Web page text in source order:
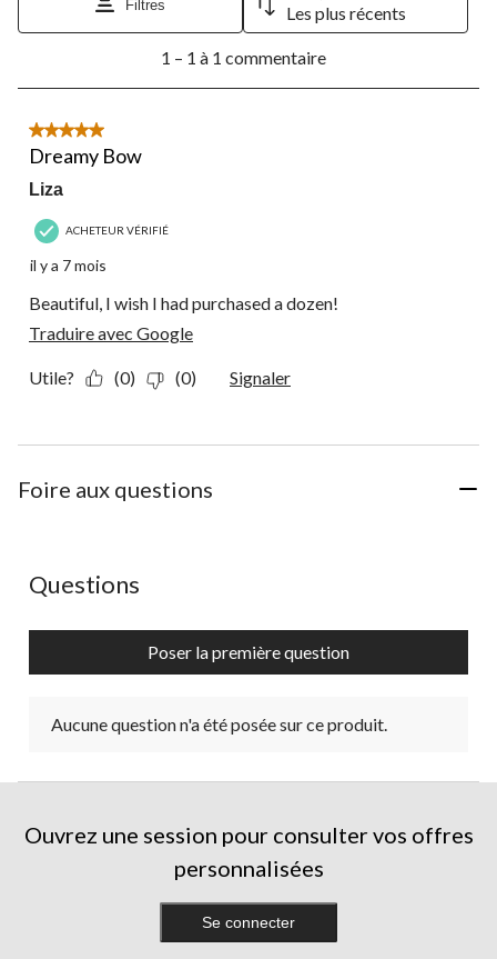
de
de
Filtres
Les plus récents
1
commentaire.
1 – 1 à 1 commentaire
5 étoile(s) sur 5.
Dreamy Bow
Liza
ACHETEUR VÉRIFIÉ
il y a 7 mois
Beautiful, I wish I had purchased a dozen!
Traduire avec Google
Utile? (0) (0) Signaler
Foire aux questions
Aucune question n'a été posée sur ce produit.
Questions
Poser la première question
Aucune question n'a été posée sur ce produit.
Ouvrez une session pour consulter vos offres
personnalisées
Se connecter